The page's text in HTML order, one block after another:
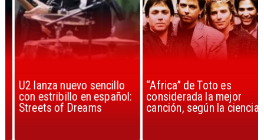
U2 lanza nuevo sencillo
con estribillo en español:
Streets of Dreams
“Africa” de Toto es
considerada la mejor
canción, según la ciencia